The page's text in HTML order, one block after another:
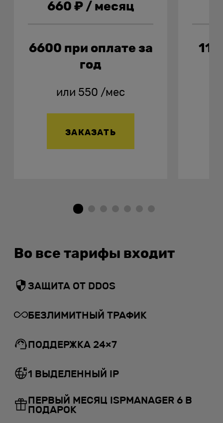
660 ₽ / месяц
6600 при оплате за
год
или 550 /мес
ЗАКАЗАТЬ
Во все тарифы входит
ЗАЩИТА ОТ DDOS
БЕЗЛИМИТНЫЙ ТРАФИК
ПОДДЕРЖКА 24×7
1 ВЫДЕЛЕННЫЙ IP
ПЕРВЫЙ МЕСЯЦ ISPMANAGER 6 В
ПОДАРОК